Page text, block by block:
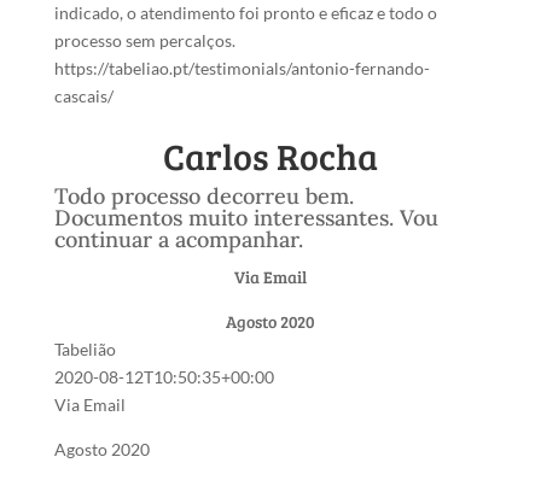
indicado, o atendimento foi pronto e eficaz e todo o
processo sem percalços.
https://tabeliao.pt/testimonials/antonio-fernando-
cascais/
Carlos Rocha
Todo processo decorreu bem.
Documentos muito interessantes. Vou
continuar a acompanhar.
Via Email
Agosto 2020
Tabelião
2020-08-12T10:50:35+00:00
Via Email
Agosto 2020